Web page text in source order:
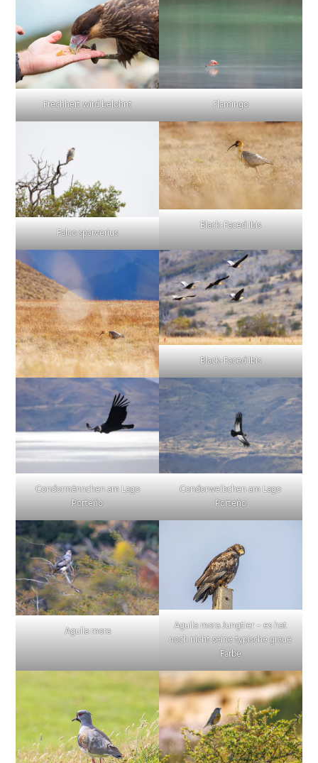
Frechheit wird belohnt Flamingo
Falco sparverius
Black-Faced Ibis
Black-Faced Ibis
Condormännchen am Lago
Porteño
Condorweibchen am Lago
Porteño
Aguila mora
Aguila mora Jungtier – es hat
noch nicht seine typische graue
Farbe